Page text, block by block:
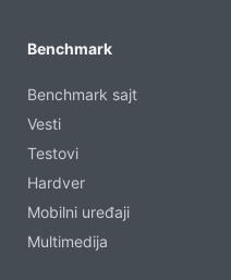
Benchmark
Benchmark sajt
Vesti
Testovi
Hardver
Mobilni uređaji
Multimedija